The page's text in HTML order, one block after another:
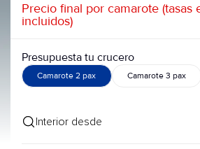
Precio final por camarote (tasas
incluidos)
Presupuesta tu crucero
Camarote 2 pax Camarote 3 pax
Interior desde